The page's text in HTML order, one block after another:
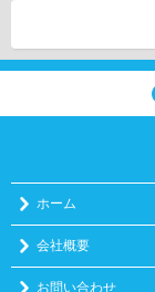
ホーム
会社概要
お問い合わせ